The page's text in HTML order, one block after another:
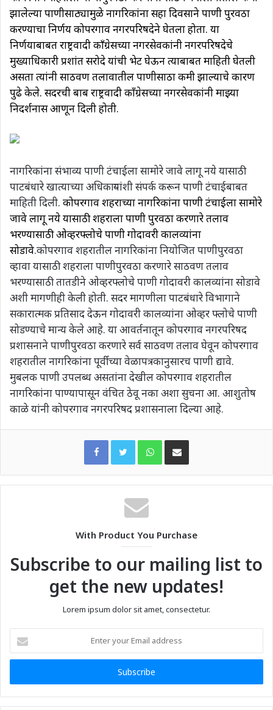
झालेल्या पाणीसाठ्यामुळे नागरिकांना सहा दिवसाने पाणी पुरवठा
करण्याचा निर्णय कोपरगाव नगरपरिषदेने घेतला होता. या
निर्णयाबाबत राष्ट्रवादी काँग्रेसच्या नगरसेवकांनी नगरपरिषदेचे
मुख्याधिकारी प्रशांत सरोदे यांची भेट घेऊन त्याबाबत माहिती घेतली
असता त्यांनी साठवण तलावातील पाणीसाठा कमी झाल्याचे कारण
पुढे केले. सदरची बाब राष्ट्रवादी कॉंग्रेसच्या नगरसेवकांनी माझ्या
निदर्शनास आणून दिली होती.
नागरिकांना संभाव्य पाणी टंचाईला सामोरे जावे लागू नये यासाठी
पाटबंधारे खात्याच्या अधिकाऱ्यांशी संपर्क करून पाणी टंचाईबाबत
माहिती दिली. कोपरगाव शहराच्या नागरिकांना पाणी टंचाईला सामोरे
जावे लागू नये यासाठी शहराला पाणी पुरवठा करणारे तलाव
भरण्यासाठी ओव्हरफ्लोचे पाणी गोदावरी कालव्यांना
सोडावे.कोपरगाव शहरातील नागरिकांना नियोजित पाणीपुरवठा
व्हावा यासाठी शहराला पाणीपुरवठा करणारे साठवण तलाव
भरण्यासाठी तातडीने ओव्हरफ्लोचे पाणी गोदावरी कालव्यांना सोडावे
अशी मागणीही केली होती. सदर मागणीला पाटबंधारे विभागाने
सकारात्मक प्रतिसाद देऊन गोदावरी कालव्यांना ओव्हर फ्लोचे पाणी
सोडण्याचे मान्य केले आहे. या आवर्तनातून कोपरगाव नगरपरिषद
प्रशासनाने पाणीपुरवठा करणारे सर्व साठवण तलाव घेवून कोपरगाव
शहरातील नागरिकांना पूर्वीच्या वेळापत्रकानुसारच पाणी द्यावे.
मुबलक पाणी उपलब्ध असतांना देखील कोपरगाव शहरातील
नागरिकांना पाण्यापासून वंचित ठेवू नका अशा सुचना आ. आशुतोष
काळे यांनी कोपरगाव नगरपरिषद प्रशासनाला दिल्या आहे.
WhatsAppShare via Email
With Product You Purchase
Subscribe to our mailing list to
get the new updates!
Lorem ipsum dolor sit amet, consectetur.
your
Email